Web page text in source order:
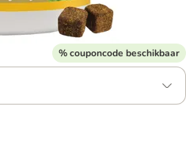
% couponcode beschikbaar